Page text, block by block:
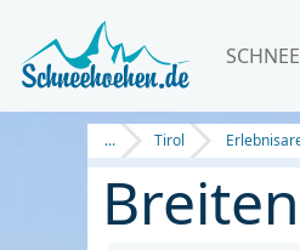
... Tirol